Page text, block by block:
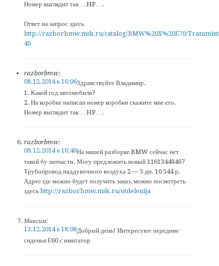
Номер выглядит так …HP….
Ответ на запрос здесь
http://razborbmw.msk.ru/catalog/BMW%20X%20E70/
40
razborbmw:
08.12.2014 в 16:06Здравствуйте Владимир.
1. Какой год автомобиля?
2. На коробке написан номер коробки скажите мне его.
Номер выглядит так …HP….
razborbmw:
08.12.2014 в 16:40На нашей разборке BMW сейчас нет
такой бу запчасти. Могу предложить новый 11613448467
Трубопровод наддувочного воздуха 2 — 5 дн. 10 544 р.
Адрес где можно будет получить заказ, можно посмотреть
здесь http://razborbmw.msk.ru/otdelenija
Максим:
13.12.2014 в 18:08Добрый день! Интересуют передние
сиденья Е60 с имитатор